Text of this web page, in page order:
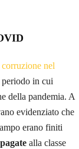
nel
in cui
della pandemia. A
evidenziato che
erano finiti
alla classe